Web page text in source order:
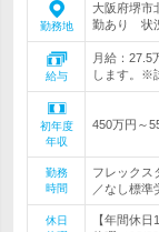
勤務地
大阪府堺市
勤あり 状
給与
月給：27.5
します。※
初年度
年収
450万円～
勤務
時間
フレックス
／なし標準
休日
【年間休